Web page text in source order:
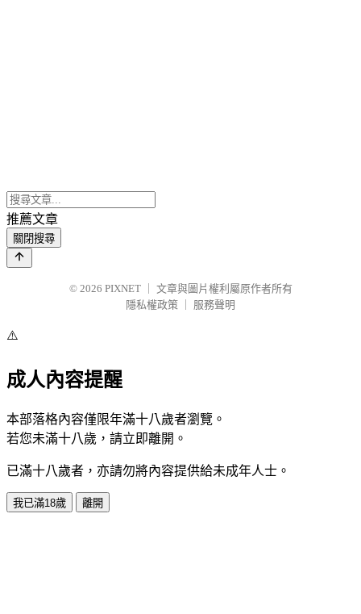
推薦文章
關閉搜尋
© 2026 PIXNET
文章與圖片權利屬原作者所有
隱私權政策
服務聲明
⚠️
成人內容提醒
本部落格內容僅限年滿十八歲者瀏覽。
若您未滿十八歲，請立即離開。
已滿十八歲者，亦請勿將內容提供給未成年人士。
我已滿18歲 離開